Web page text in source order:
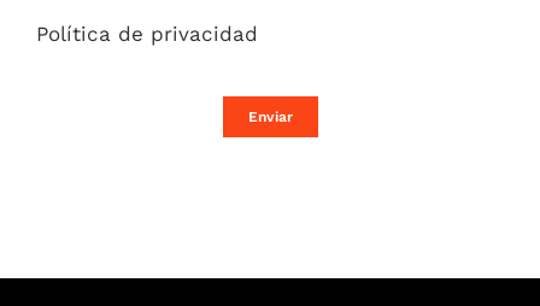
Política de privacidad
Enviar